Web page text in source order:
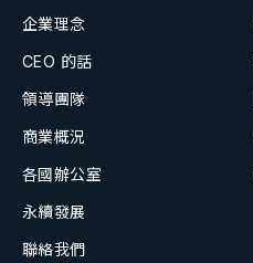
企業理念
CEO 的話
領導團隊
商業概況
各國辦公室
永續發展
聯絡我們